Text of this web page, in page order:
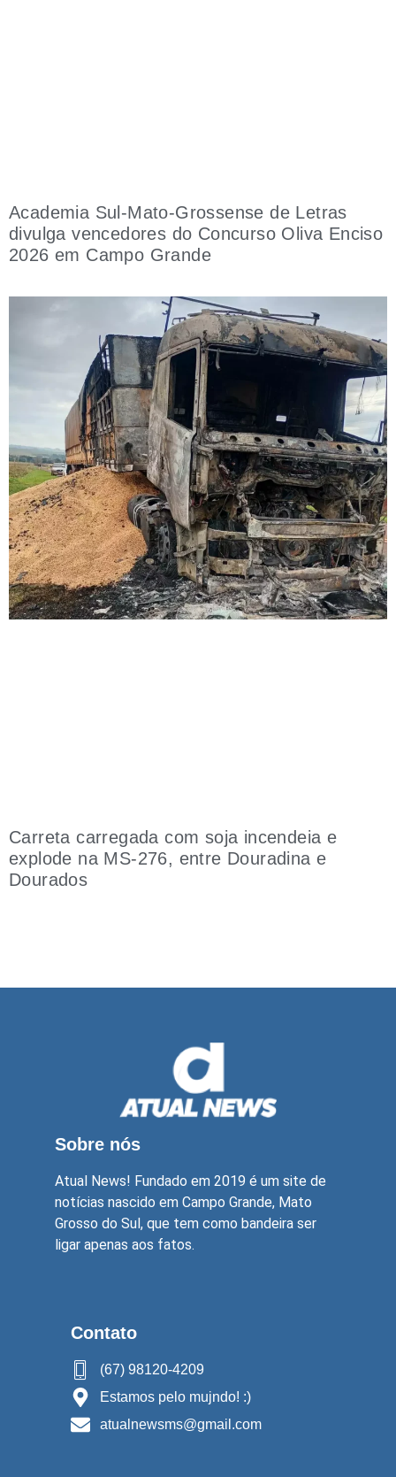
Academia Sul-Mato-Grossense de Letras
divulga vencedores do Concurso Oliva Enciso
2026 em Campo Grande
Carreta carregada com soja incendeia e
explode na MS-276, entre Douradina e
Dourados
Sobre nós
Atual News! Fundado em 2019 é um site de
notícias nascido em Campo Grande, Mato
Grosso do Sul, que tem como bandeira ser
ligar apenas aos fatos.
Contato
(67) 98120-4209
Estamos pelo mujndo! :)
atualnewsms@gmail.com